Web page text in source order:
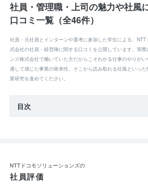
社員・管理職・上司の魅力や社風
口コミ一覧（全46件）
社員・元社員とインターンや選考に参加した学生による、
式会社の社員・経営陣に関する口コミを公開しています。実
ンズ株式会社で働いていた方だからこそわかる仕事のやりが
通して感じた事業の将来性、そこから読み取れる社風といっ
業研究を進めてください。
目次
NTTドコモソリューションズの
社員評価